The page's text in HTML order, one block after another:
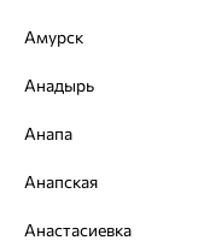
ЦВЕТ
Доставка и оплата
Гарантия и возврат
Амурск
Анадырь
Анапа
Анапская
Анастасиевка